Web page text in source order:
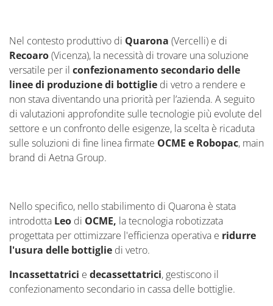
Nel contesto produttivo di Quarona (Vercelli) e di
Recoaro(Vicenza), la necessità di trovare una soluzione
versatile per il confezionamento secondario delle
linee di produzione di bottiglie di vetro a rendere e
non stava diventando una priorità per l’azienda. A seguito
di valutazioni approfondite sulle tecnologie più evolute del
settore e un confronto delle esigenze, la scelta è ricaduta
sulle soluzioni di fine linea firmate OCME e Robopac, main
brand di Aetna Group.
Nello specifico, nello stabilimento di Quarona è stata
introdotta Leo di OCME, la tecnologia robotizzata
progettata per ottimizzare l'efficienza operativa e ridurre
l'usura delle bottiglie di vetro.
Incassettatrici e decassettatrici, gestiscono il
confezionamento secondario in cassa delle bottiglie.